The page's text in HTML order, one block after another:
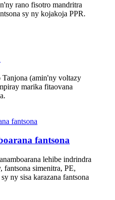
rano fisotro mandritra
sy ny kojakoja PPR.
(amin'ny voltazy
marika fitaovana
fantsona
lehibe indrindra
fantsona simenitra, PE,
ny sisa karazana fantsona